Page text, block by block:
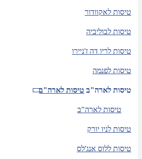
טיסות לאקוודור
טיסות לבוליביה
טיסות לריו דה ז'ניירו
טיסות לפנמה
טיסות לארה"ב טיסות לארה"ב
טיסות לארה"ב
טיסות לניו יורק
טיסות ללוס אנג'לס